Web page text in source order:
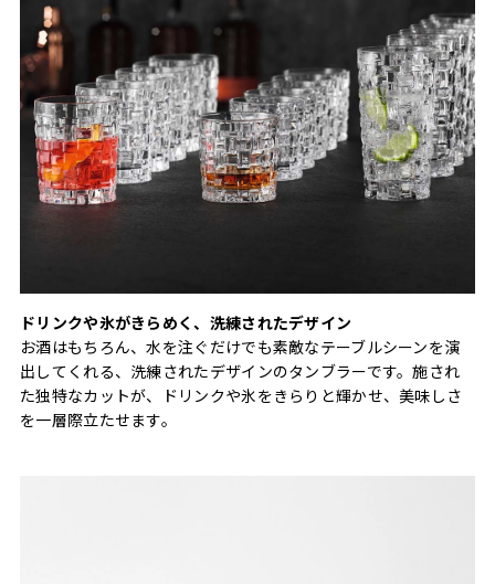
ドリンクや氷がきらめく、洗練されたデザイン
お酒はもちろん、水を注ぐだけでも素敵なテーブルシーンを演
出してくれる、洗練されたデザインのタンブラーです。施され
た独特なカットが、ドリンクや氷をきらりと輝かせ、美味しさ
を一層際立たせます。